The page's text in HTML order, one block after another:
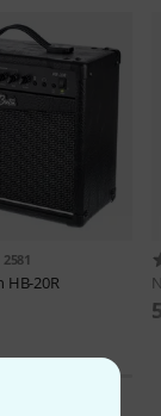
2581
HB-20R